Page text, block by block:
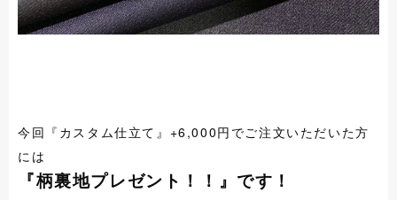
今回『カスタム仕立て』+6,000円でご注文いただいた方
には
『柄裏地プレゼント！！』です！